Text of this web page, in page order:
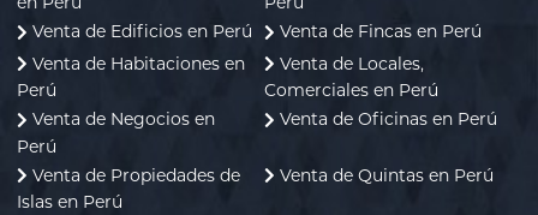
Venta de Edificios en Perú
Venta de Fincas en Perú
Venta de Habitaciones en
Perú
Venta de Locales,
Comerciales en Perú
Venta de Negocios en
Perú
Venta de Oficinas en Perú
Venta de Propiedades de
Islas en Perú
Venta de Quintas en Perú